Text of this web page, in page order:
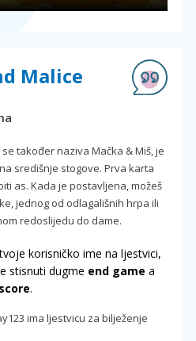
Malice
također naziva Mačka & Miš, je
središnje stogove. Prva karta
as. Kada je postavljena, možeš
jednog od odlagališnih hrpa ili
redoslijedu do dame.
korisničko ime na ljestvici,
stisnuti dugme end game a
.
ima ljestvicu za bilježenje